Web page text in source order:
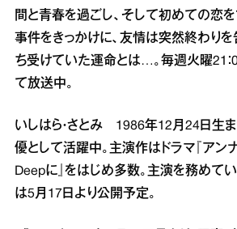
間と青春を過ごし、そして初めての恋を
事件をきっかけに、友情は突然終わり
ち受けていた運命とは…。毎週火曜21：
て放送中。
いしはら・さとみ 1986年12月24日生ま
優として活躍中。主演作はドラマ『アン
Deepに』をはじめ多数。主演を務めてい
は5月17日より公開予定。